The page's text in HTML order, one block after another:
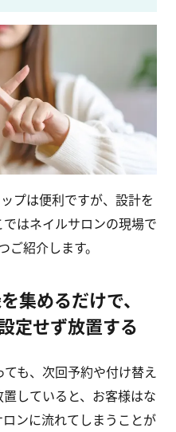
プは便利ですが、設計を
はネイルサロンの現場で
紹介します。
集めるだけで、
定せず放置する
も、次回予約や付け替え
していると、お客様はな
ンに流れてしまうことが